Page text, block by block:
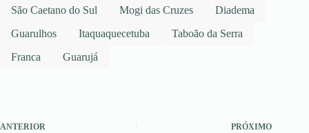
São Caetano do Sul
Mogi das Cruzes
Diadema
Guarulhos
Itaquaquecetuba
Taboão da Serra
Franca
Guarujá
ANTERIOR PRÓXIMO